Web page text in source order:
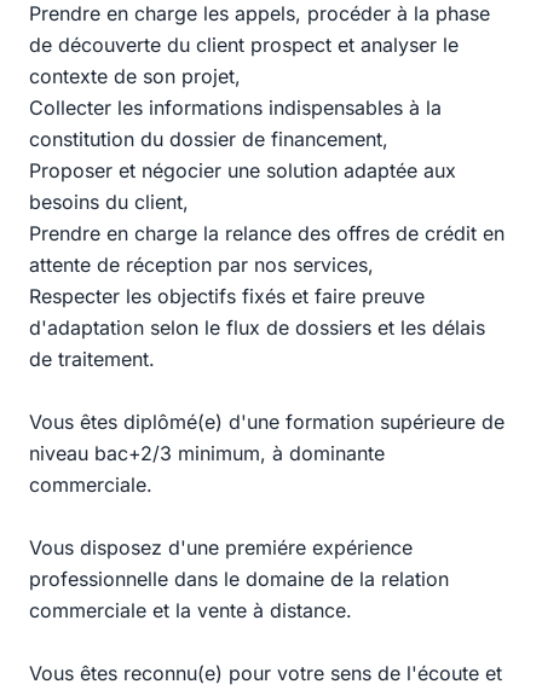
Prendre en charge les appels, procéder à la phase
de découverte du client prospect et analyser le
contexte de son projet,
Collecter les informations indispensables à la
constitution du dossier de financement,
Proposer et négocier une solution adaptée aux
besoins du client,
Prendre en charge la relance des offres de crédit en
attente de réception par nos services,
Respecter les objectifs fixés et faire preuve
d'adaptation selon le flux de dossiers et les délais
de traitement.
Vous êtes diplômé(e) d'une formation supérieure de
niveau bac+2/3 minimum, à dominante
commerciale.
Vous disposez d'une premiére expérience
professionnelle dans le domaine de la relation
commerciale et la vente à distance.
Vous êtes reconnu(e) pour votre sens de l'écoute et